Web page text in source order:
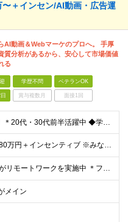
＋インセン/AI動画・広告運
AI動画＆Webマーケのプロへ。 手厚
質分析があるから、安心して市場価値
る
学歴不問 ベテランOK
賞与複数月 面接1回
＊第2新卒歓迎！ ＊20代・30代前半活躍中 ◆学歴不問 ◆未経験歓迎 ＼こんな方にピッタリです！／ ★SNSを見るだけでなく「仕掛ける側」になりたい方 ★販売や接客で「お客様の心理」を考えた経験
◆月給30万円〜80万円＋インセンティブ ※みなし残業代（月10時間・16,000円）を含みます ※超過分は別途支給します ※試用期間3か月あり（給与は28万円、待遇に差異なし）
＊社員の約45％がリモートワークを実施中 ＊フルリモート案件もあり ＊転勤はありません 本社（横浜）または、東京・神奈川の各プロジェクト先。 【本社】 神奈川県横浜市中区不老町2丁目11-8 税経
メイン